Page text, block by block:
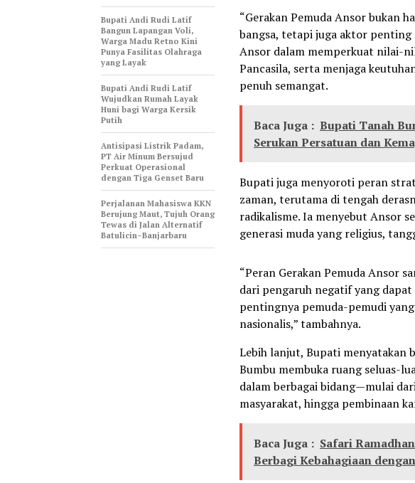
“Gerakan Pemuda Ansor bukan
bangsa, tetapi juga aktor penting
Ansor dalam memperkuat nilai-
Pancasila, serta menjaga
penuh semangat.
Baca Juga : Bupati Tanah
Serukan Persatuan dan
Bupati juga menyoroti peran
zaman, terutama di tengah
radikalisme. Ia menyebut Ansor
generasi muda yang religius,
“Peran Gerakan Pemuda Ansor
dari pengaruh negatif yang
pentingnya pemuda-pemudi
nasionalis,” tambahnya.
Lebih lanjut, Bupati menyatakan
Bumbu membuka ruang seluas-
dalam berbagai bidang—mulai
masyarakat, hingga pembinaan
Baca Juga : Safari
Berbagi Kebahagiaan
Bupati Andi Rudi Latif
Bangun Lapangan Voli,
Warga Madu Retno Kini
Punya Fasilitas Olahraga
yang Layak
Bupati Andi Rudi Latif
Wujudkan Rumah Layak
Huni bagi Warga Kersik
Putih
Antisipasi Listrik Padam,
PT Air Minum Bersujud
Perkuat Operasional
dengan Tiga Genset Baru
Perjalanan Mahasiswa KKN
Berujung Maut, Tujuh Orang
Tewas di Jalan Alternatif
Batulicin–Banjarbaru